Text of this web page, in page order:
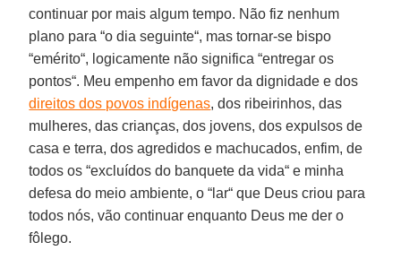
continuar por mais algum tempo. Não fiz nenhum
plano para “o dia seguinte“, mas tornar-se bispo
“emérito“, logicamente não significa “entregar os
pontos“. Meu empenho em favor da dignidade e dos
direitos dos povos indígenas, dos ribeirinhos, das
mulheres, das crianças, dos jovens, dos expulsos de
casa e terra, dos agredidos e machucados, enfim, de
todos os “excluídos do banquete da vida“ e minha
defesa do meio ambiente, o “lar“ que Deus criou para
todos nós, vão continuar enquanto Deus me der o
fôlego.